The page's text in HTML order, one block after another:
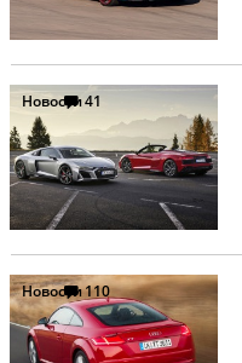
Новости41
Новости110